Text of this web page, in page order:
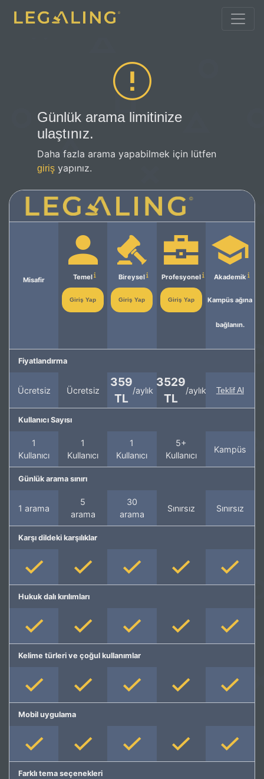
Günlük arama limitinize
ulaştınız.
Daha fazla arama yapabilmek için lütfen
giriş yapınız.
Misafir Temel
Giriş Yap
Bireysel
Giriş Yap
Profesyonel
Giriş Yap
Akademik
Kampüs ağına
bağlanın.
Fiyatlandırma
Ücretsiz Ücretsiz
359
TL
/aylık
3529
TL
/aylık Teklif Al
Kullanıcı Sayısı
1
Kullanıcı
1
Kullanıcı
1
Kullanıcı
5+
Kullanıcı
Kampüs
Günlük arama sınırı
1 arama
5
arama
30
arama
Sınırsız Sınırsız
Karşı dildeki karşılıklar
Hukuk dalı kırılımları
Kelime türleri ve çoğul kullanımlar
Mobil uygulama
Farklı tema seçenekleri